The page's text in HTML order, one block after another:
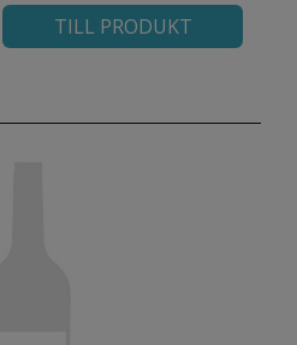
TILL PRODUKT